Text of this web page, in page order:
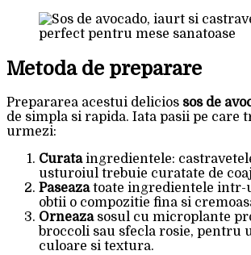
Metoda de preparare
Prepararea acestui delicios sos de
de simpla si rapida. Iata pasii pe care
urmezi:
Curataingredientele:
usturoiul trebuie curatate de
Paseazatoate ingredientele intr-
obtii o compozitie fina si
Orneazasosul cu microplante
broccoli sau sfecla rosie, pentru
culoare si textura.